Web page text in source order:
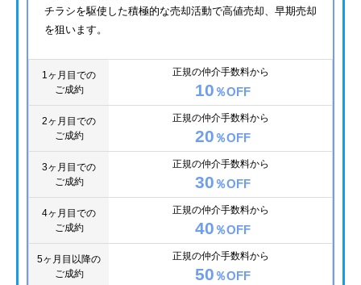
チラシを駆使した積極的な売却活動で高値売却、早期売却
を狙います。
1ヶ月目での
ご成約
正規の仲介手数料から
10 ％OFF
2ヶ月目での
ご成約
正規の仲介手数料から
20 ％OFF
3ヶ月目での
ご成約
正規の仲介手数料から
30 ％OFF
4ヶ月目での
ご成約
正規の仲介手数料から
40 ％OFF
5ヶ月目以降の
ご成約
正規の仲介手数料から
50 ％OFF